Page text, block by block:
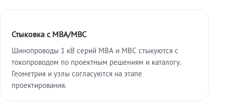
Стыковка с МВА/МВС
Шинопроводы 1 кВ серий МВА и МВС стыкуются с
токопроводом по проектным решениям и каталогу.
Геометрия и узлы согласуются на этапе
проектирования.